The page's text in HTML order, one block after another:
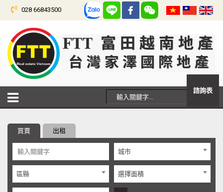
028 66843500
買賣 出租
城市
區縣 選擇面積
諮詢表